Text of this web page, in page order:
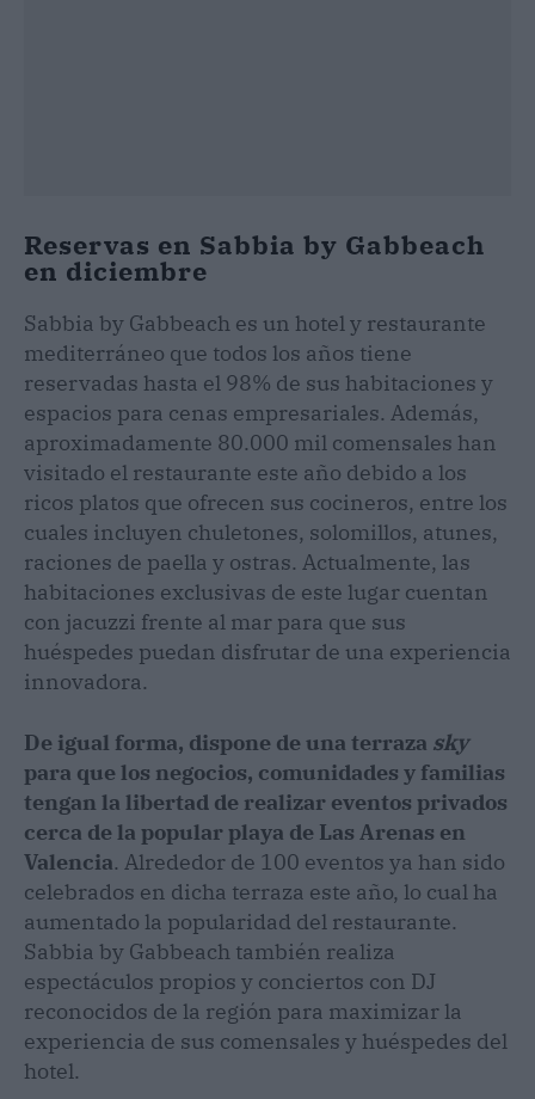
Reservas en Sabbia by Gabbeach
en diciembre
Sabbia by Gabbeach es un hotel y restaurante
mediterráneo que todos los años tiene
reservadas hasta el 98% de sus habitaciones y
espacios para cenas empresariales. Además,
aproximadamente 80.000 mil comensales han
visitado el restaurante este año debido a los
ricos platos que ofrecen sus cocineros, entre los
cuales incluyen chuletones, solomillos, atunes,
raciones de paella y ostras. Actualmente, las
habitaciones exclusivas de este lugar cuentan
con jacuzzi frente al mar para que sus
huéspedes puedan disfrutar de una experiencia
innovadora.
De igual forma, dispone de una terraza sky
para que los negocios, comunidades y familias
tengan la libertad de realizar eventos privados
cerca de la popular playa de Las Arenas en
Valencia. Alrededor de 100 eventos ya han sido
celebrados en dicha terraza este año, lo cual ha
aumentado la popularidad del restaurante.
Sabbia by Gabbeach también realiza
espectáculos propios y conciertos con DJ
reconocidos de la región para maximizar la
experiencia de sus comensales y huéspedes del
hotel.